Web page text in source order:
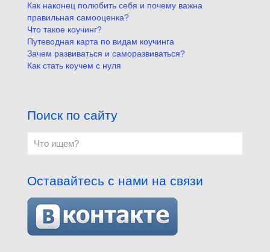
Как наконец полюбить себя и почему важна
правильная самооценка?
Что такое коучинг?
Путеводная карта по видам коучинга
Зачем развиваться и саморазвиваться?
Как стать коучем с нуля
Поиск по сайту
Оставайтесь с нами на связи